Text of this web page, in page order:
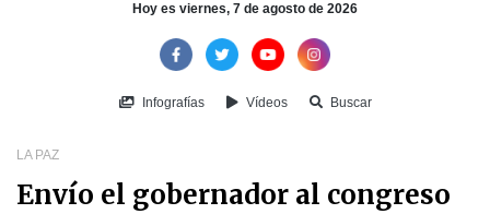
Hoy es viernes, 7 de agosto de 2026
Infografías Vídeos Buscar
LA PAZ
Envío el gobernador al congreso